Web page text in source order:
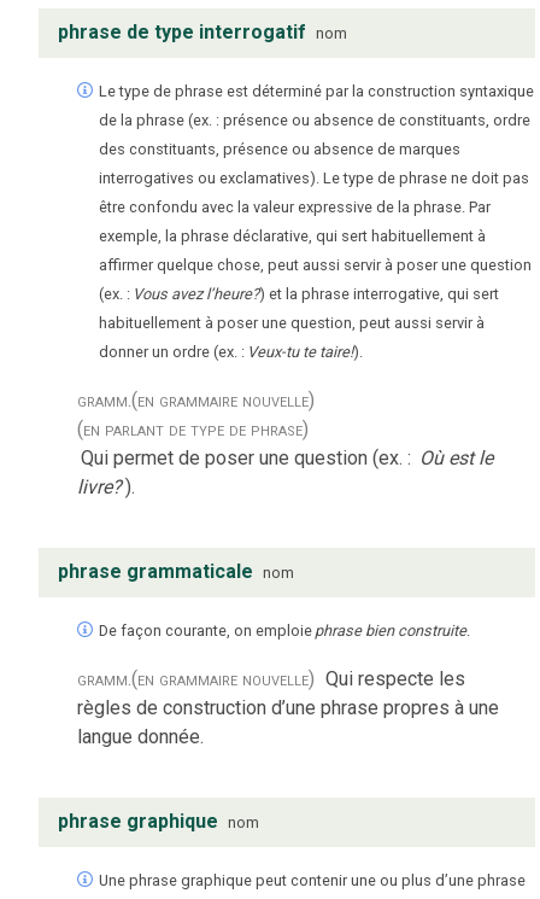
phrase de type interrogatif nom
Le type de phrase est déterminé par la construction syntaxique
de la phrase (ex. : présence ou absence de constituants, ordre
des constituants, présence ou absence de marques
interrogatives ou exclamatives). Le type de phrase ne doit pas
être confondu avec la valeur expressive de la phrase. Par
exemple, la phrase déclarative, qui sert habituellement à
affirmer quelque chose, peut aussi servir à poser une question
(ex. : Vous avez l’heure?) et la phrase interrogative, qui sert
habituellement à poser une question, peut aussi servir à
donner un ordre (ex. : Veux-tu te taire!).
gramm.(en grammaire nouvelle)
(en parlant de type de phrase)
Qui permet de poser une question (ex. : Où est le
livre?).
phrase grammaticale nom
De façon courante, on emploie phrase bien construite.
gramm.(en grammaire nouvelle) Qui respecte les
règles de construction d’une phrase propres à une
langue donnée.
phrase graphique nom
Une phrase graphique peut contenir une ou plus d’une phrase